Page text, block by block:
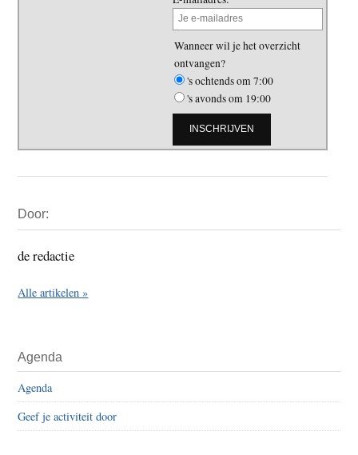
Wanneer wil je het overzicht
ontvangen?
's ochtends om 7:00
's avonds om 19:00
Sidebar
Door:
de redactie
Alle artikelen »
Agenda
Agenda
Geef je activiteit door